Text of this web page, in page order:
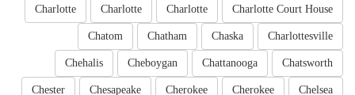
Charlotte Court House
Charlotte
Charlotte
Charlotte
Charlottesville
Chaska
Chatham
Chatom
Chatsworth
Chattanooga
Cheboygan
Chehalis
Chelsea
Cherokee
Cherokee
Chesapeake
Chester